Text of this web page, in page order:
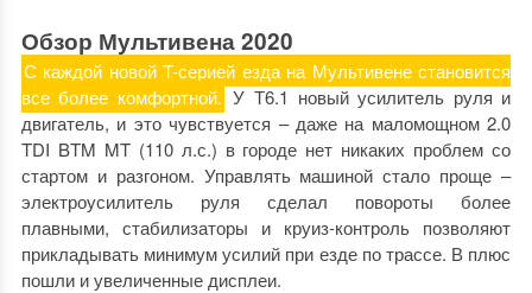
Обзор Мультивена 2020
С каждой новой T-серией езда на Мультивене становится
все более комфортной. У Т6.1 новый усилитель руля и
двигатель, и это чувствуется – даже на маломощном 2.0
TDI BTM MT (110 л.с.) в городе нет никаких проблем со
стартом и разгоном. Управлять машиной стало проще –
электроусилитель руля сделал повороты более
плавными, стабилизаторы и круиз-контроль позволяют
прикладывать минимум усилий при езде по трассе. В плюс
пошли и увеличенные дисплеи.